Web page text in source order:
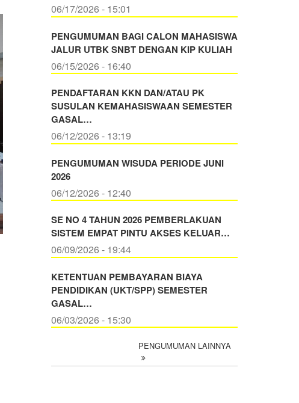
06/17/2026 - 15:01
PENGUMUMAN BAGI CALON MAHASISWA
JALUR UTBK SNBT DENGAN KIP KULIAH
06/15/2026 - 16:40
PENDAFTARAN KKN DAN/ATAU PK
SUSULAN KEMAHASISWAAN SEMESTER
GASAL…
06/12/2026 - 13:19
PENGUMUMAN WISUDA PERIODE JUNI
2026
06/12/2026 - 12:40
SE NO 4 TAHUN 2026 PEMBERLAKUAN
SISTEM EMPAT PINTU AKSES KELUAR…
06/09/2026 - 19:44
KETENTUAN PEMBAYARAN BIAYA
PENDIDIKAN (UKT/SPP) SEMESTER
GASAL…
06/03/2026 - 15:30
PENGUMUMAN LAINNYA